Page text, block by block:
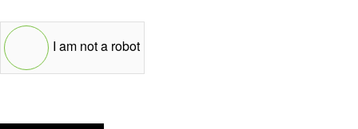
I am not a robot